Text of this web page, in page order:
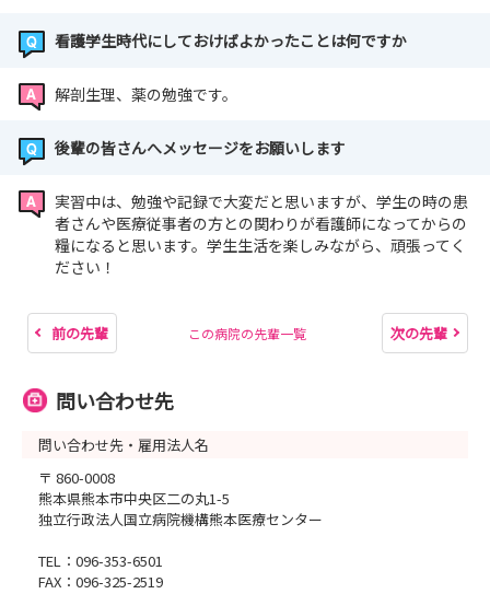
看護学生時代にしておけばよかったことは何ですか
解剖生理、薬の勉強です。
後輩の皆さんへメッセージをお願いします
実習中は、勉強や記録で大変だと思いますが、学生の時の患
者さんや医療従事者の方との関わりが看護師になってからの
糧になると思います。学生生活を楽しみながら、頑張ってく
ださい！
前の先輩 この病院の先輩一覧 次の先輩
問い合わせ先
問い合わせ先・雇用法人名
〒 860-0008
熊本県熊本市中央区二の丸1-5
独立行政法人国立病院機構熊本医療センター
TEL：096-353-6501
FAX：096-325-2519